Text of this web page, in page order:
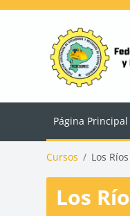
Salta al contenido principal
Página Principal
Cursos Los Ríos
Los